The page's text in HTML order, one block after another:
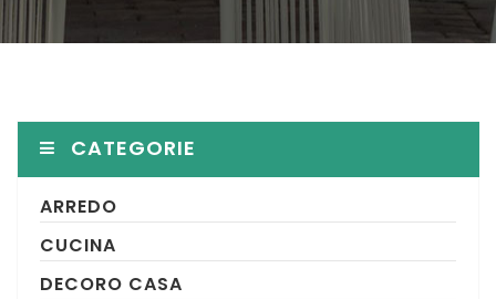
CATEGORIE
ARREDO
CUCINA
DECORO CASA